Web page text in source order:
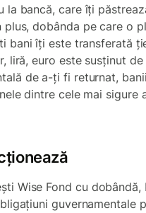
la bancă, care îți
plus, dobânda pe care o
bani îți este transferată
liră, euro este susținut
de a-ți fi returnat,
dintre cele mai sigure
Wise Fond cu dobândă,
guvernamentale